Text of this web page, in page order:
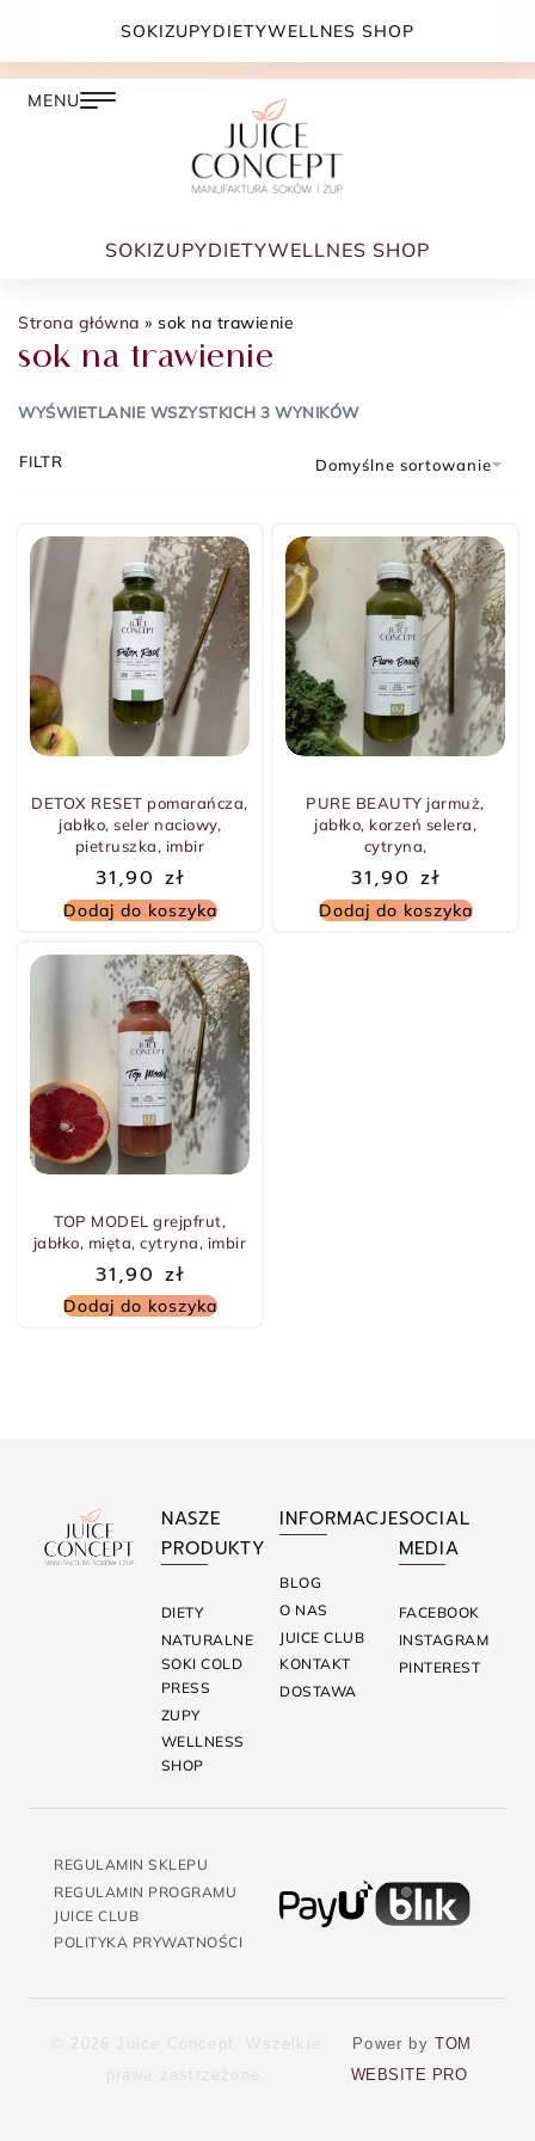
DARMOWA DOSTAWA PRZY ZAMÓWIENIU JUŻ OD
SOKIZUPYDIETYWELLNES SHOP
Strona główna » sok na trawienie
sok na trawienie
WYŚWIETLANIE WSZYSTKICH 3 WYNIKÓW
Domyślne sortowanie
FILTR
DETOX RESET pomarańcza,
jabłko, seler naciowy,
pietruszka, imbir
31,90 zł
Dodaj do koszyka
PURE BEAUTY jarmuż,
jabłko, korzeń selera,
cytryna,
31,90 zł
Dodaj do koszyka
TOP MODEL grejpfrut,
jabłko, mięta, cytryna, imbir
31,90 zł
Dodaj do koszyka
NASZE
PRODUKTY
DIETY
NATURALNE
SOKI COLD
PRESS
ZUPY
WELLNESS
SHOP
INFORMACJE
BLOG
O NAS
JUICE CLUB
KONTAKT
DOSTAWA
SOCIAL
MEDIA
FACEBOOK
INSTAGRAM
PINTEREST
REGULAMIN SKLEPU
REGULAMIN PROGRAMU
JUICE CLUB
POLITYKA PRYWATNOŚCI
Power byTOM
WEBSITE PRO
SOKIZUPYDIETYWELLNES SHOP